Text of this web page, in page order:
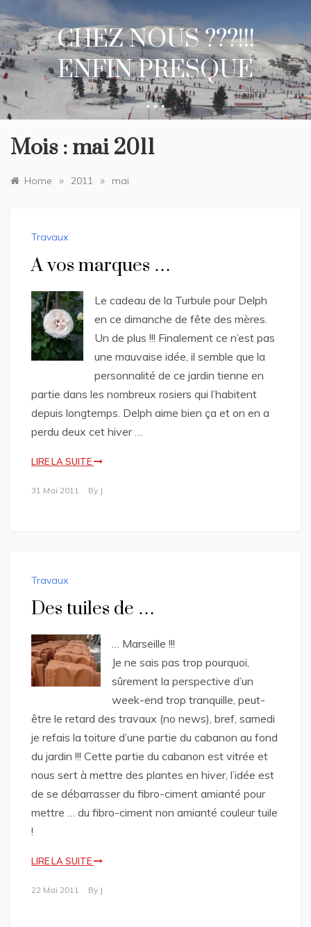
to
content
CHEZ NOUS ???!!!
ENFIN PRESQUE
…
Mois : mai 2011
Home » 2011 » mai
Travaux
A vos marques …
Le cadeau de la Turbule pour Delph
en ce dimanche de fête des mères.
Un de plus !!! Finalement ce n’est pas
une mauvaise idée, il semble que la
personnalité de ce jardin tienne en
partie dans les nombreux rosiers qui l’habitent
depuis longtemps. Delph aime bien ça et on en a
perdu deux cet hiver …
LIRE LA SUITE
31 Mai 2011 By J
Travaux
Des tuiles de …
… Marseille !!!
Je ne sais pas trop pourquoi,
sûrement la perspective d’un
week-end trop tranquille, peut-
être le retard des travaux (no news), bref, samedi
je refais la toiture d’une partie du cabanon au fond
du jardin !!! Cette partie du cabanon est vitrée et
nous sert à mettre des plantes en hiver, l’idée est
de se débarrasser du fibro-ciment amianté pour
mettre … du fibro-ciment non amianté couleur tuile
!
LIRE LA SUITE
22 Mai 2011 By J